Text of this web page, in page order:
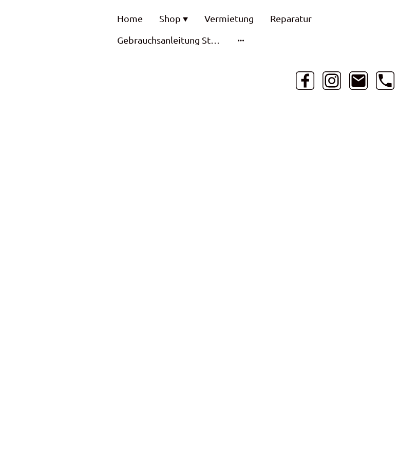
Home Shop Vermietung
Reparatur